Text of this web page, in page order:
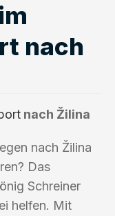
nach
nach Žilina
nach Žilina
Das
Schreiner
helfen. Mit